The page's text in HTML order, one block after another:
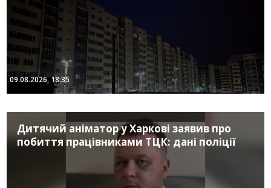
09.08.2026, 18:35
Дитячий аніматор у Харкові заявив про
побиття працівниками ТЦК: дані поліції